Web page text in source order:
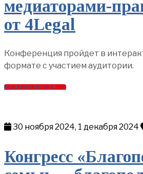
медиаторами-
от 4Legal
Конференция пройдет в
формате с участием аудитории.
ПОДРОБНОСТИ →
30 ноября 2024, 1 декабря 2024
Конгресс